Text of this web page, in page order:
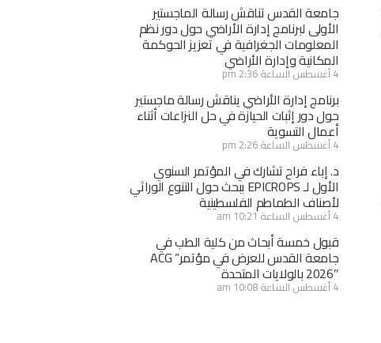
جامعة القدس تناقش رسالة الماجستير
الأولى لبرنامج إدارة الأراضي حول دور نظم
المعلومات الجغرافية في تعزيز الحوكمة
المكانية وإدارة الأراضي
4 أغسطس الساعة 2:36 pm
برنامج إدارة الأراضي يناقش رسالة ماجستير
حول دور إثبات الحيازة في حل النزاعات أثناء
أعمال التسوية
4 أغسطس الساعة 2:26 pm
د. إباء فراح تشارك في المؤتمر السنوي
الأول لـ EPICROPS ببحث حول التنوع الوراثي
لأصناف الطماطم الفلسطينية
4 أغسطس الساعة 10:21 am
قبول خمسة أبحاث من كلية الطب في
جامعة القدس للعرض في مؤتمر” ACG
2026″ بالولايات المتحدة
4 أغسطس الساعة 10:08 am